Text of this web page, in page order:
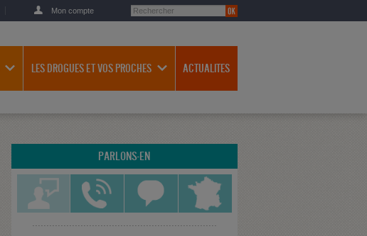
Mon compte
LES DROGUES ET VOS PROCHES ACTUALITES
PARLONS-EN